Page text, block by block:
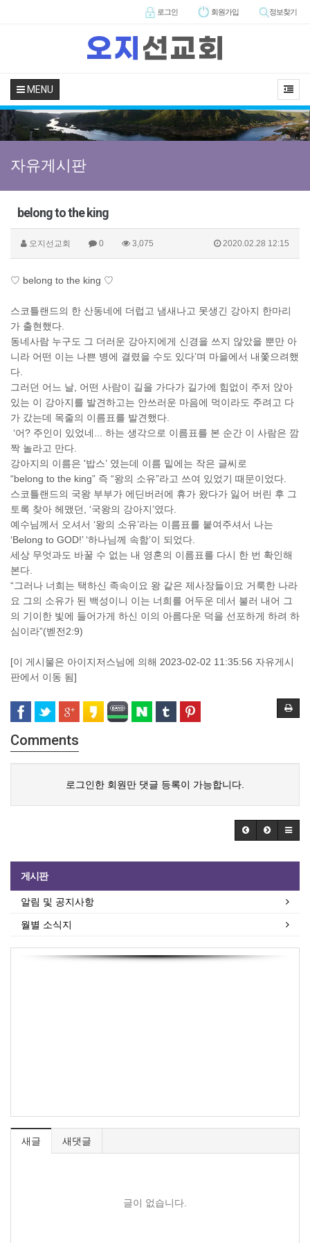
로그인 회원가입 정보찾기
MENU
자유게시판
belong to the king
오지선교회 0 3,075 2020.02.28 12:15
♡ belong to the king ♡
스코틀랜드의 한 산동네에 더럽고 냄새나고 못생긴 강아지 한마리
가 출현했다.
동네사람 누구도 그 더러운 강아지에게 신경을 쓰지 않았을 뿐만 아
니라 어떤 이는 나쁜 병에 결렸을 수도 있다’며 마을에서 내쫓으려했
다.
그러던 어느 날, 어떤 사람이 길을 가다가 길가에 힘없이 주저 앉아
있는 이 강아지를 발견하고는 안쓰러운 마음에 먹이라도 주려고 다
가 갔는데 목줄의 이름표를 발견했다.
‘어? 주인이 있었네... 하는 생각으로 이름표를 본 순간 이 사람은 깜
짝 놀라고 만다.
강아지의 이름은 '밥스’ 였는데 이름 밑에는 작은 글씨로
“belong to the king” 즉 “왕의 소유”라고 쓰여 있었기 때문이었다.
스코틀랜드의 국왕 부부가 에딘버러에 휴가 왔다가 잃어 버린 후 그
토록 찾아 헤맸던, ‘국왕의 강아지’였다.
예수님께서 오셔서 ‘왕의 소유’라는 이름표를 붙여주셔서 나는
‘Belong to GOD!’ ‘하나님께 속함’이 되었다.
세상 무엇과도 바꿀 수 없는 내 영혼의 이름표를 다시 한 번 확인해
본다.
“그러나 너희는 택하신 족속이요 왕 같은 제사장들이요 거룩한 나라
요 그의 소유가 된 백성이니 이는 너희를 어두운 데서 불러 내어 그
의 기이한 빛에 들어가게 하신 이의 아름다운 덕을 선포하게 하려 하
심이라”(벧전2:9)
[이 게시물은 아이지저스님에 의해 2023-02-02 11:35:56 자유게시
판에서 이동 됨]
Comments
로그인한 회원만 댓글 등록이 가능합니다.
게시판
알림 및 공지사항
월별 소식지
새글 새댓글
글이 없습니다.